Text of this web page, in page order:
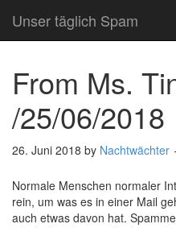
Unser täglich Spam
From Ms.
/25/06/2018
26. Juni 2018 by Nachtwächter
Normale Menschen normaler
rein, um was es in einer Mail
auch etwas davon hat.